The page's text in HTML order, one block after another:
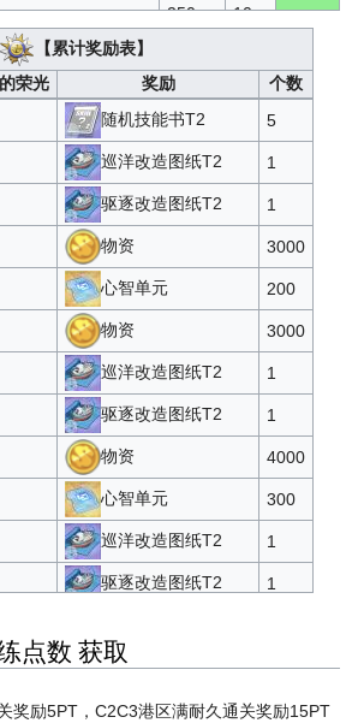
250 10
3000 2
30 30
4500
30 30
30 30
30 30
30 30
500 5
6250
450 5
15 100
【累计奖励表】
荣光 奖励
个数
随机技能书T2 5
巡洋改造图纸T2 1
驱逐改造图纸T2 1
物资 3000
心智单元 200
物资 3000
巡洋改造图纸T2 1
驱逐改造图纸T2 1
物资 4000
心智单元 300
巡洋改造图纸T2 1
驱逐改造图纸T2 1
心智单元 300
巡洋改造图纸T3 1
点数 获取
奖励5PT，C2C3港区满耐久通关奖励15PT